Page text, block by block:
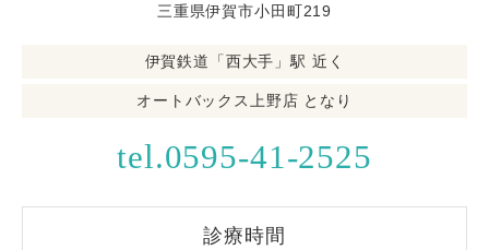
三重県伊賀市小田町219
伊賀鉄道「西大手」駅 近く
オートバックス上野店 となり
tel.0595-41-2525
診療時間